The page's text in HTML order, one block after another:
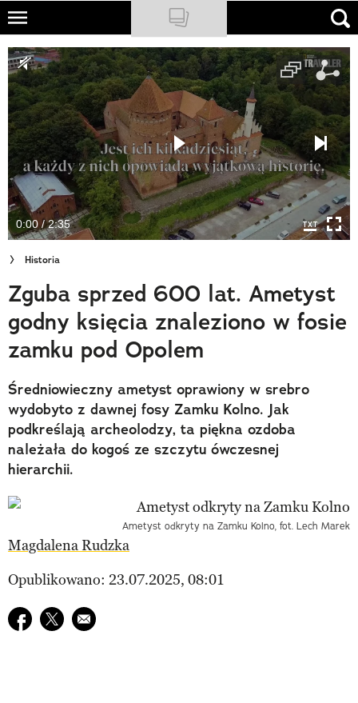
Skip
main
content
NATIONAL GEOGRAPHIC
TRAVELER
PODCASTY
Sklep
Newsletter
Cuda Polski
Wielki Konkurs Fotograficzny
Trendbook Podróżniczy
Polecane
0:00 / 2:35
Historia
Zguba sprzed 600 lat. Ametyst
godny księcia znaleziono w fosie
zamku pod Opolem
Średniowieczny ametyst oprawiony w srebro
wydobyto z dawnej fosy Zamku Kolno. Jak
podkreślają archeolodzy, ta piękna ozdoba
należała do kogoś ze szczytu ówczesnej
hierarchii.
Ametyst odkryty na Zamku Kolno, fot. Lech Marek
Magdalena Rudzka
Opublikowano: 23.07.2025, 08:01
Udostępnij na facebook
Udostępnij na twitter
E-mail do przyjaciela